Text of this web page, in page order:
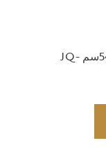
طقم قوار 3 قطع خشبي مدور 54.5/65/75سم JQ-